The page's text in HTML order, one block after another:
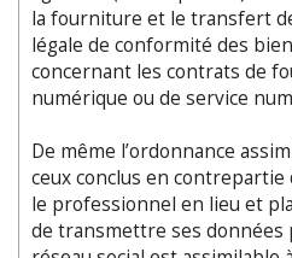
la fourniture et le transfert
légale de conformité des
concernant les contrats de
numérique ou de service
De même l’ordonnance
ceux conclus en contrepartie
le professionnel en lieu et
de transmettre ses données